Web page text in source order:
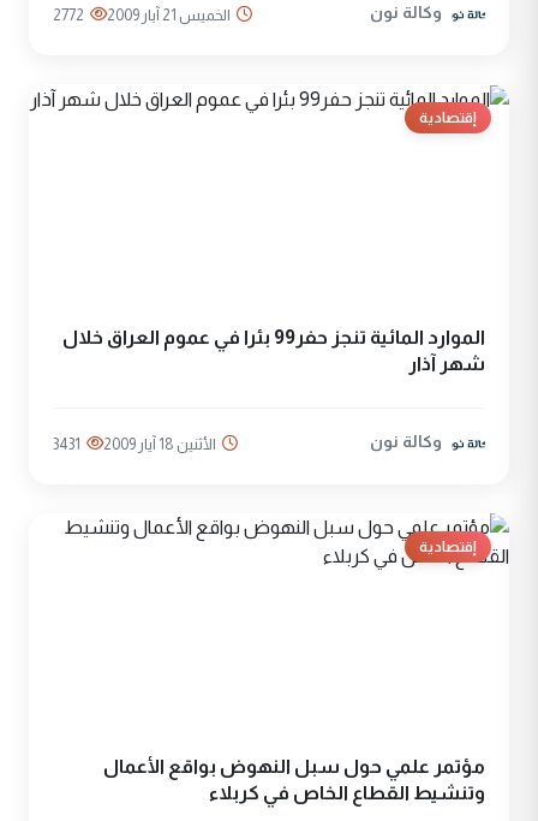
وكالة نون الخميس 21 آيار 2009 2772
إقتصادية
الموارد المائية تنجز حفر99 بئرا في عموم العراق خلال
شهر آذار
وكالة نون الأثنين 18 آيار 2009 3431
إقتصادية
مؤتمر علمي حول سبل النهوض بواقع الأعمال
وتنشيط القطاع الخاص في كربلاء